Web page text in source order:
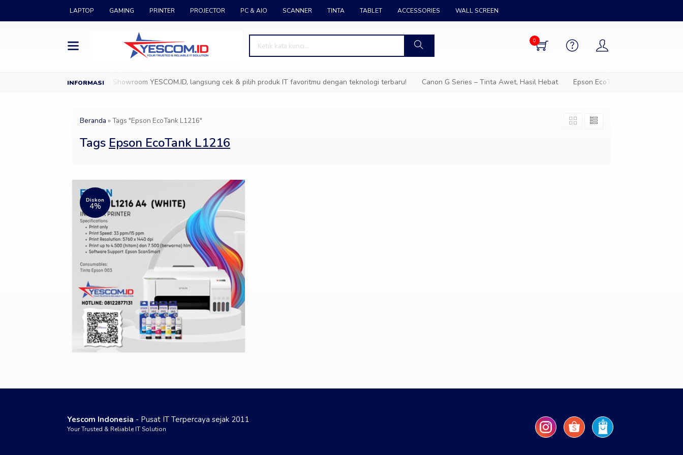
LAPTOP GAMING PRINTER PROJECTOR PC & AIO SCANNER TINTA TABLET ACCESSORIES WALL SCREEN
0
Datang ke Showroom YESCOM.ID, langsung cek & pilih produk IT favoritmu dengan teknologi terbaru! Canon G Series – Tinta Awet, Hasil Hebat Epson EcoTank – Solusi cetak
Beranda » Tags "Epson EcoTank L1216"
Tags Epson EcoTank L1216
Diskon
4%
Yescom Indonesia - Pusat IT Terpercaya sejak 2011
Your Trusted & Reliable IT Solution